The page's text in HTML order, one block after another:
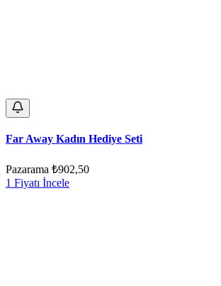
Far Away Kadın Hediye Seti
Pazarama ₺902,50
1 Fiyatı İncele